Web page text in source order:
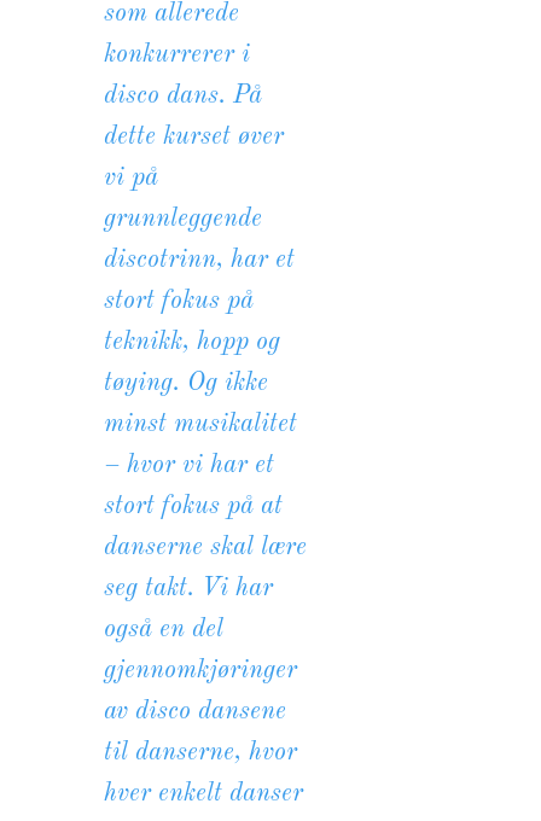
som allerede
konkurrerer i
disco dans. På
dette kurset øver
vi på
grunnleggende
discotrinn, har et
stort fokus på
teknikk, hopp og
tøying. Og ikke
minst musikalitet
– hvor vi har et
stort fokus på at
danserne skal lære
seg takt. Vi har
også en del
gjennomkjøringer
av disco dansene
til danserne, hvor
hver enkelt danser